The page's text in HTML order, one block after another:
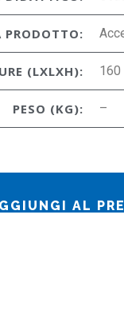
PRODOTTO:
(LXLXH): 160
PESO (KG): –
AL